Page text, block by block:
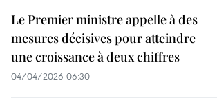
Le Premier ministre appelle à des
mesures décisives pour atteindre
une croissance à deux chiffres
04/04/2026 06:30